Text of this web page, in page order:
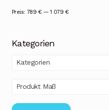
Preis: 789 €— 1 079 €
Kategorien
Kategorien
Produkt Maß